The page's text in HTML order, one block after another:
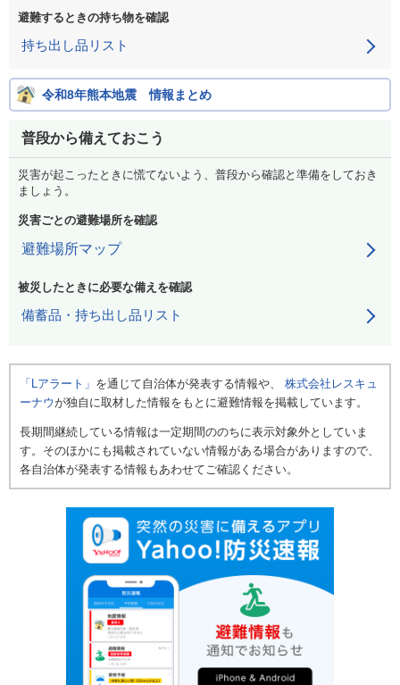
避難するときの持ち物を確認
持ち出し品リスト
令和8年熊本地震 情報まとめ
普段から備えておこう
災害が起こったときに慌てないよう、普段から確認と準備をしておき
ましょう。
災害ごとの避難場所を確認
避難場所マップ
被災したときに必要な備えを確認
備蓄品・持ち出し品リスト
「Lアラート」 を通じて自治体が発表する情報や、 株式会社レスキュ
ーナウが独自に取材した情報をもとに避難情報を掲載しています。
長期間継続している情報は一定期間ののちに表示対象外としていま
す。そのほかにも掲載されていない情報がある場合がありますので、
各自治体が発表する情報もあわせてご確認ください。